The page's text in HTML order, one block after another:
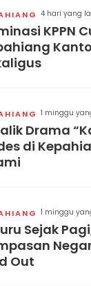
4 hari yang
KPPN
1 minggu
Drama
di
1 minggu
Sejak
Out